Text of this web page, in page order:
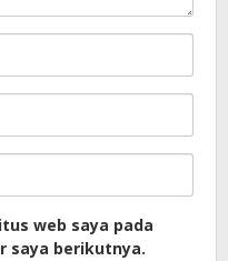
web saya pada
saya berikutnya.